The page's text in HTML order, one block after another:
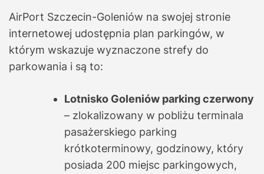
AirPort Szczecin-Goleniów na swojej stronie
internetowej udostępnia plan parkingów, w
którym wskazuje wyznaczone strefy do
parkowania i są to:
Lotnisko Goleniów parking czerwony
– zlokalizowany w pobliżu terminala
pasażerskiego parking
krótkoterminowy, godzinowy, który
posiada 200 miejsc parkingowych,